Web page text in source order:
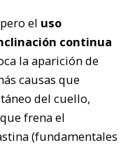
el uso
continua
la aparición de
causas que
del cuello,
frena el
(fundamentales